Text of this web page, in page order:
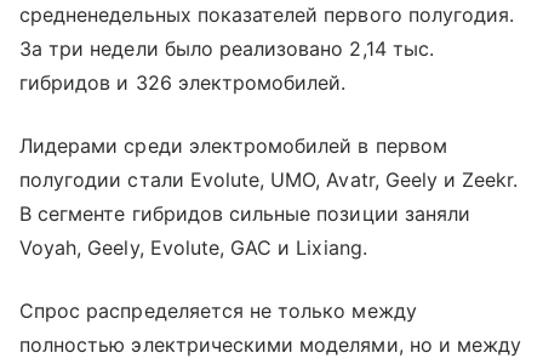
средненедельных показателей первого полугодия.
За три недели было реализовано 2,14 тыс.
гибридов и 326 электромобилей.
Лидерами среди электромобилей в первом
полугодии стали Evolute, UMO, Avatr, Geely и Zeekr.
В сегменте гибридов сильные позиции заняли
Voyah, Geely, Evolute, GAC и Lixiang.
Спрос распределяется не только между
полностью электрическими моделями, но и между